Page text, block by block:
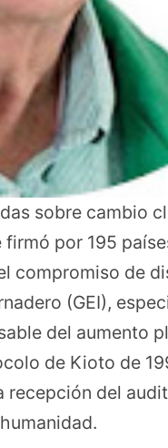
sobre cambio
por 195
compromiso de
(GEI),
del aumento
de Kioto de
recepción del